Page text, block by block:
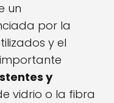
un
por la
y el
y
vidrio o la fibra